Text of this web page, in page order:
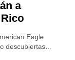
a
Eagle
descubiertas…